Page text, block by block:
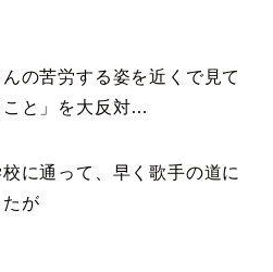
の苦労する姿を近くで見て
こと」を大反対…
に通って、早く歌手の道に
が